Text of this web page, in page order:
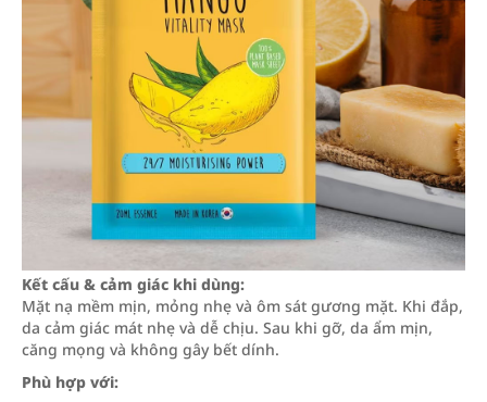
Kết cấu & cảm giác khi dùng:
Mặt nạ mềm mịn, mỏng nhẹ và ôm sát gương mặt. Khi đắp,
da cảm giác mát nhẹ và dễ chịu. Sau khi gỡ, da ẩm mịn,
căng mọng và không gây bết dính.
Phù hợp với: